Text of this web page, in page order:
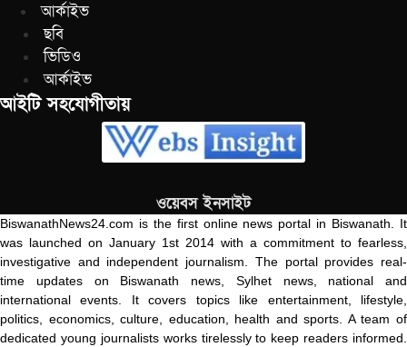
আর্কাইভ
ছবি
ভিডিও
আর্কাইভ
আইটি সহযোগীতায়
ওয়েবস ইনসাইট
BiswanathNews24.com is the first online news portal in Biswanath. It
was launched on January 1st 2014 with a commitment to fearless,
investigative and independent journalism. The portal provides real-
time updates on Biswanath news, Sylhet news, national and
international events. It covers topics like entertainment, lifestyle,
politics, economics, culture, education, health and sports. A team of
dedicated young journalists works tirelessly to keep readers informed.